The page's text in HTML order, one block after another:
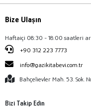
Bize Ulaşın
Haftaiçi 08:30 - 18:00 saatleri
+90 312 223 7773
info@gazikitabevi.com.tr
Bahçelievler Mah. 53. Sok.
Bizi Takip Edin